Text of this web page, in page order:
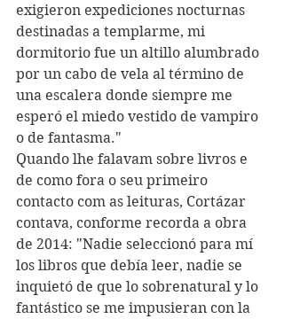
exigieron expediciones nocturnas
destinadas a templarme, mi
dormitorio fue un altillo alumbrado
por un cabo de vela al término de
una escalera donde siempre me
esperó el miedo vestido de vampiro
o de fantasma."
Quando lhe falavam sobre livros e
de como fora o seu primeiro
contacto com as leituras, Cortázar
contava, conforme recorda a obra
de 2014: "Nadie seleccionó para mí
los libros que debía leer, nadie se
inquietó de que lo sobrenatural y lo
fantástico se me impusieran con la